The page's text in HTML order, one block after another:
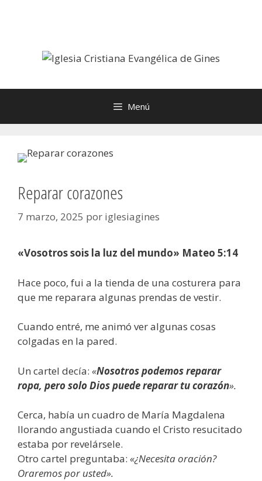
Menú
Reparar corazones
7 marzo, 2025 por iglesiagines
«Vosotros sois la luz del mundo» Mateo 5:14
Hace poco, fui a la tienda de una costurera para
que me reparara algunas prendas de vestir.
Cuando entré, me animó ver algunas cosas
colgadas en la pared.
Un cartel decía: «Nosotros podemos reparar
ropa, pero solo Dios puede reparar tu corazón».
Cerca, había un cuadro de María Magdalena
llorando angustiada cuando el Cristo resucitado
estaba por revelársele.
Otro cartel preguntaba: «¿Necesita oración?
Oraremos por usted».